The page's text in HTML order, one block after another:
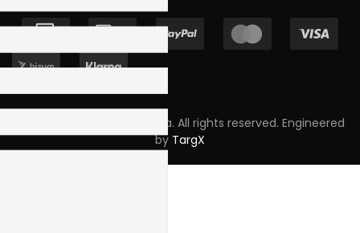
Copyright © 2023 Skpro, Lda. All rights reserved. Engineered
by TargX